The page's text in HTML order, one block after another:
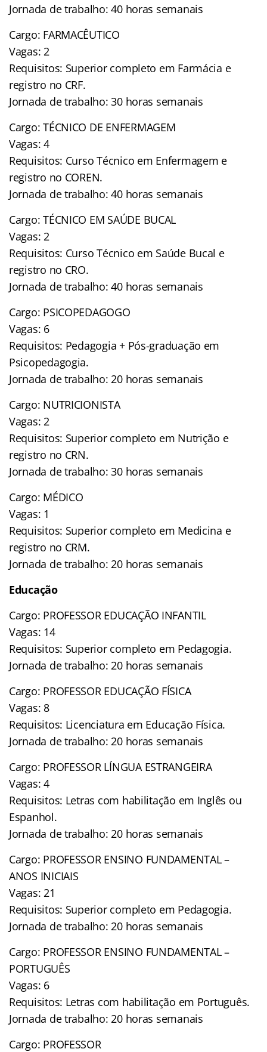
Jornada de trabalho: 40 horas semanais
Cargo: FARMACÊUTICO
Vagas: 2
Requisitos: Superior completo em Farmácia e
registro no CRF.
Jornada de trabalho: 30 horas semanais
Cargo: TÉCNICO DE ENFERMAGEM
Vagas: 4
Requisitos: Curso Técnico em Enfermagem e
registro no COREN.
Jornada de trabalho: 40 horas semanais
Cargo: TÉCNICO EM SAÚDE BUCAL
Vagas: 2
Requisitos: Curso Técnico em Saúde Bucal e
registro no CRO.
Jornada de trabalho: 40 horas semanais
Cargo: PSICOPEDAGOGO
Vagas: 6
Requisitos: Pedagogia + Pós-graduação em
Psicopedagogia.
Jornada de trabalho: 20 horas semanais
Cargo: NUTRICIONISTA
Vagas: 2
Requisitos: Superior completo em Nutrição e
registro no CRN.
Jornada de trabalho: 30 horas semanais
Cargo: MÉDICO
Vagas: 1
Requisitos: Superior completo em Medicina e
registro no CRM.
Jornada de trabalho: 20 horas semanais
Educação
Cargo: PROFESSOR EDUCAÇÃO INFANTIL
Vagas: 14
Requisitos: Superior completo em Pedagogia.
Jornada de trabalho: 20 horas semanais
Cargo: PROFESSOR EDUCAÇÃO FÍSICA
Vagas: 8
Requisitos: Licenciatura em Educação Física.
Jornada de trabalho: 20 horas semanais
Cargo: PROFESSOR LÍNGUA ESTRANGEIRA
Vagas: 4
Requisitos: Letras com habilitação em Inglês ou
Espanhol.
Jornada de trabalho: 20 horas semanais
Cargo: PROFESSOR ENSINO FUNDAMENTAL –
ANOS INICIAIS
Vagas: 21
Requisitos: Superior completo em Pedagogia.
Jornada de trabalho: 20 horas semanais
Cargo: PROFESSOR ENSINO FUNDAMENTAL –
PORTUGUÊS
Vagas: 6
Requisitos: Letras com habilitação em Português.
Jornada de trabalho: 20 horas semanais
Cargo: PROFESSOR